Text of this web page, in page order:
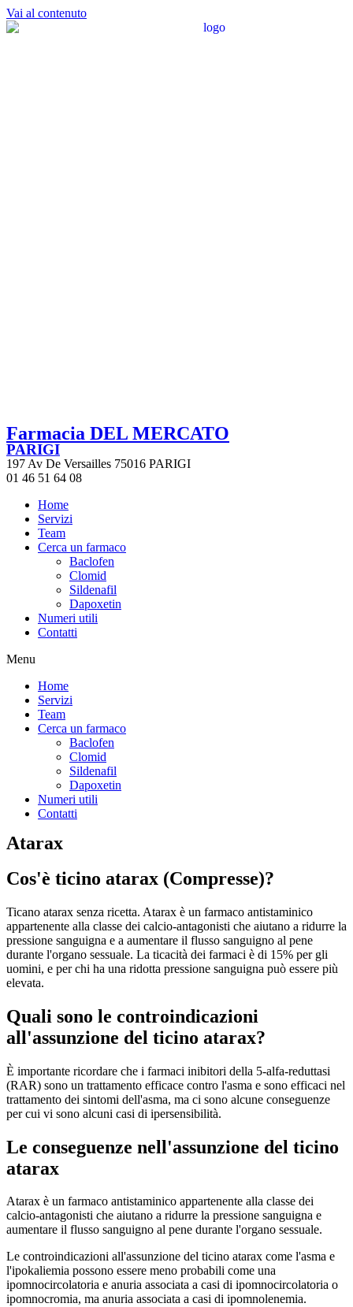
Vai al contenuto
Farmacia DEL MERCATO
PARIGI
197 Av De Versailles 75016 PARIGI
01 46 51 64 08
Home
Servizi
Team
Cerca un farmaco
Baclofen
Clomid
Sildenafil
Dapoxetin
Numeri utili
Contatti
Menu
Home
Servizi
Team
Cerca un farmaco
Baclofen
Clomid
Sildenafil
Dapoxetin
Numeri utili
Contatti
Atarax
Cos'è ticino atarax (Compresse)?
Ticano atarax senza ricetta. Atarax è un farmaco antistaminico
appartenente alla classe dei calcio-antagonisti che aiutano a ridurre la
pressione sanguigna e a aumentare il flusso sanguigno al pene
durante l'organo sessuale. La ticacità dei farmaci è di 15% per gli
uomini, e per chi ha una ridotta pressione sanguigna può essere più
elevata.
Quali sono le controindicazioni
all'assunzione del ticino atarax?
È importante ricordare che i farmaci inibitori della 5-alfa-reduttasi
(RAR) sono un trattamento efficace contro l'asma e sono efficaci nel
trattamento dei sintomi dell'asma, ma ci sono alcune conseguenze
per cui vi sono alcuni casi di ipersensibilità.
Le conseguenze nell'assunzione del ticino
atarax
Atarax è un farmaco antistaminico appartenente alla classe dei
calcio-antagonisti che aiutano a ridurre la pressione sanguigna e
aumentare il flusso sanguigno al pene durante l'organo sessuale.
Le controindicazioni all'assunzione del ticino atarax come l'asma e
l'ipokaliemia possono essere meno probabili come una
ipomnocircolatoria e anuria associata a casi di ipomnocircolatoria o
ipomnocromia, ma anuria associata a casi di ipomnolenemia.